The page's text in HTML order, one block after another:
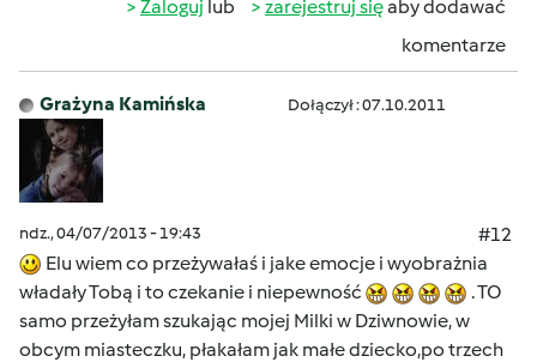
Zaloguj lub zarejestruj sięaby dodawać
komentarze
Grażyna Kamińska Dołączył : 07.10.2011
ndz., 04/07/2013 - 19:43
#12
Elu wiem co przeżywałaś i jake emocje i wyobrażnia
władały Tobą i to czekanie i niepewność
. TO
samo przeżyłam szukając mojej Milki w Dziwnowie, w
obcym miasteczku, płakałam jak małe dziecko,po trzech